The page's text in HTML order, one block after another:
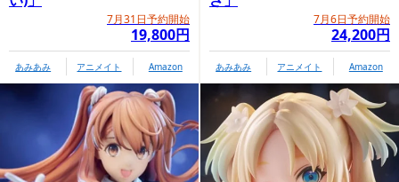
7月31日予約開始
19,800円
あみあみ アニメイト Amazon
7月6日予約開始
24,200円
あみあみ アニメイト Amazon